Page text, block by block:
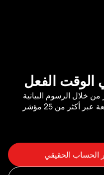
الوقت الفعل
من خلال الرسوم البيانية